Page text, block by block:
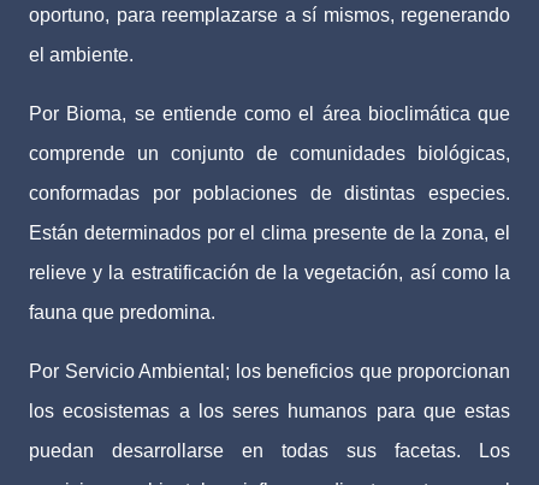
oportuno, para reemplazarse a sí mismos, regenerando
el ambiente.
Por Bioma, se entiende como el área bioclimática que
comprende un conjunto de comunidades biológicas,
conformadas por poblaciones de distintas especies.
Están determinados por el clima presente de la zona, el
relieve y la estratificación de la vegetación, así como la
fauna que predomina.
Por Servicio Ambiental; los beneficios que proporcionan
los ecosistemas a los seres humanos para que estas
puedan desarrollarse en todas sus facetas. Los